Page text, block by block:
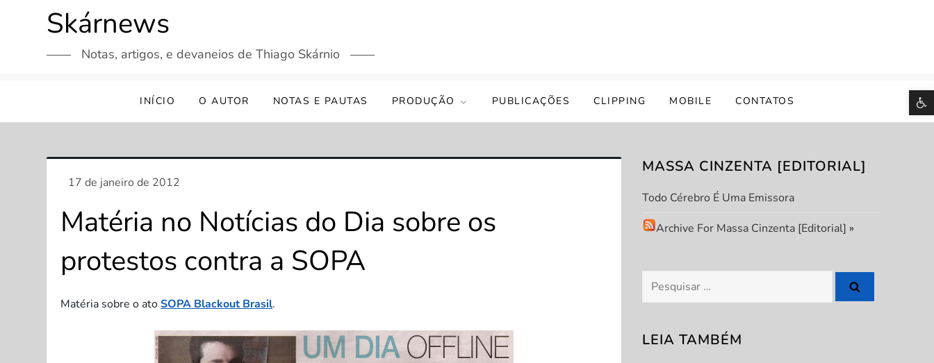
Skárnews
Notas, artigos, e devaneios de Thiago Skárnio
INÍCIO O AUTOR NOTAS E PAUTAS PRODUÇÃO PUBLICAÇÕES CLIPPING MOBILE CONTATOS
Matéria no Notícias do Dia sobre os
protestos contra a SOPA
Matéria sobre o atoSOPA Blackout Brasil.
MASSA CINZENTA [EDITORIAL]
Todo Cérebro É Uma Emissora
Archive For Massa Cinzenta [Editorial] »
Pesquisar
por:
LEIA TAMBÉM